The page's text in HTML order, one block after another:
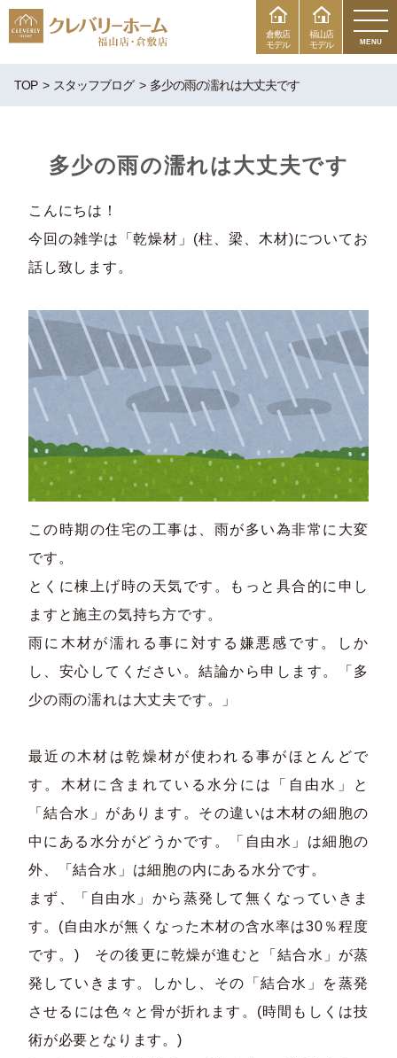
福山店
モデル
倉敷店
モデル
MENU
TOP スタッフブログ 多少の雨の濡れは大丈夫です
多少の雨の濡れは大丈夫です
こんにちは！
今回の雑学は「乾燥材」(柱、梁、木材)についてお
話し致します。
この時期の住宅の工事は、雨が多い為非常に大変
です。
とくに棟上げ時の天気です。もっと具合的に申し
ますと施主の気持ち方です。
雨に木材が濡れる事に対する嫌悪感です。しか
し、安心してください。結論から申します。「多
少の雨の濡れは大丈夫です。」
最近の木材は乾燥材が使われる事がほとんどで
す。木材に含まれている水分には「自由水」と
「結合水」があります。その違いは木材の細胞の
中にある水分がどうかです。「自由水」は細胞の
外、「結合水」は細胞の内にある水分です。
まず、「自由水」から蒸発して無くなっていきま
す。(自由水が無くなった木材の含水率は30％程度
です。) その後更に乾燥が進むと「結合水」が蒸
発していきます。しかし、その「結合水」を蒸発
させるには色々と骨が折れます。(時間もしくは技
術が必要となります。)